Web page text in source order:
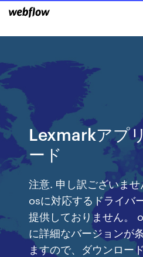
Lexmarkアプ
ード
注意. 申し訳ございま
osに対応するドライバ
提供しておりません。
に詳細なバージョンが
ますので、ダウンロー